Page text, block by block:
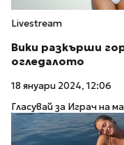
Livestream
Вики разкърши
огледалото
18 януари 2024, 12:06
Гласувай за Играч на